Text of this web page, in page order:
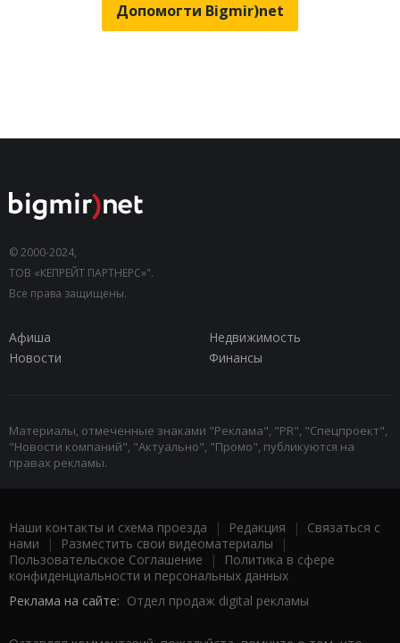
Допомогти Bigmir)net
© 2000-2024,
ТОВ «КЕПРЕЙТ ПАРТНЕРС»".
Все права защищены.
Афиша
Недвижимость
Новости
Финансы
Материалы, отмеченные знаками "Реклама", "PR", "Спецпроект",
"Новости компаний", "Актуально", "Промо", публикуются на
правах рекламы.
Наши контакты и схема проезда | Редакция | Связаться с
нами | Разместить свои видеоматериалы |
Пользовательское Соглашение |
Политика в сфере
конфиденциальности и персональных данных
Реклама на сайте: Отдел продаж digital рекламы